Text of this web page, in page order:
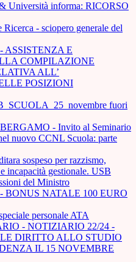
Università informa: RICORSO
- sciopero generale del
ASSISTENZA E
COMPILAZIONE
ALL’
POSIZIONI
fuori
- Invito al Seminario
nuovo CCNL Scuola: parte
sospeso per razzismo,
incapacità gestionale. USB
del Ministro
BONUS NATALE 100 EURO
personale ATA
- NOTIZIARIO 22/24 -
DIRITTO ALLO STUDIO
IL 15 NOVEMBRE